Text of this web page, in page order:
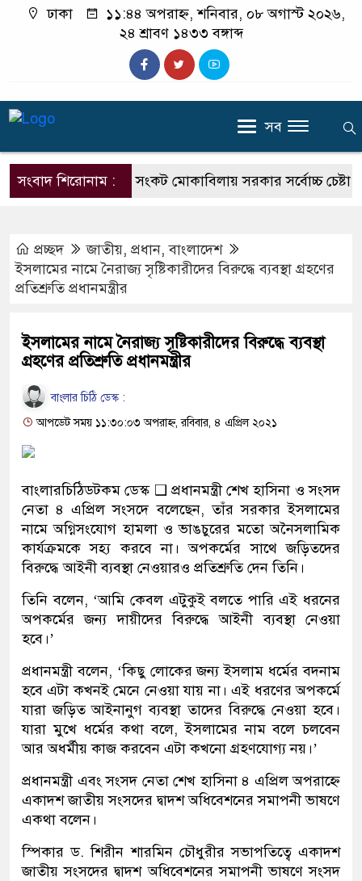
ঢাকা
১১:৪৪ অপরাহ্ন, শনিবার, ০৮ অগাস্ট ২০২৬,
২৪ শ্রাবণ ১৪৩৩ বঙ্গাব্দ
সব
সংবাদ শিরোনাম :
জ্বালানি সংকট মোকাবিলায় সরকার সর্বোচ্চ চেষ্টা চালিয়ে
প্রচ্ছদ জাতীয়, প্রধান,বাংলাদেশ
ইসলামের নামে নৈরাজ্য সৃষ্টিকারীদের বিরুদ্ধে ব্যবস্থা গ্রহণের
প্রতিশ্রুতি প্রধানমন্ত্রীর
ইসলামের নামে নৈরাজ্য সৃষ্টিকারীদের বিরুদ্ধে ব্যবস্থা
গ্রহণের প্রতিশ্রুতি প্রধানমন্ত্রীর
বাংলার চিঠি ডেস্ক :
আপডেট সময় ১১:৩০:০৩ অপরাহ্ন, রবিবার, ৪ এপ্রিল ২০২১
বাংলারচিঠিডটকম ডেস্ক ❑ প্রধানমন্ত্রী শেখ হাসিনা ও সংসদ
নেতা ৪ এপ্রিল সংসদে বলেছেন, তাঁর সরকার ইসলামের
নামে অগ্নিসংযোগ হামলা ও ভাঙচুরের মতো অনৈসলামিক
কার্যক্রমকে সহ্য করবে না। অপকর্মের সাথে জড়িতদের
বিরুদ্ধে আইনী ব্যবস্থা নেওয়ারও প্রতিশ্রুতি দেন তিনি।
তিনি বলেন, ‘আমি কেবল এটুকুই বলতে পারি এই ধরনের
অপকর্মের জন্য দায়ীদের বিরুদ্ধে আইনী ব্যবস্থা নেওয়া
হবে।’
প্রধানমন্ত্রী বলেন, ‘কিছু লোকের জন্য ইসলাম ধর্মের বদনাম
হবে এটা কখনই মেনে নেওয়া যায় না। এই ধরণের অপকর্মে
যারা জড়িত আইনানুগ ব্যবস্থা তাদের বিরুদ্ধে নেওয়া হবে।
যারা মুখে ধর্মের কথা বলে, ইসলামের নাম বলে চলবেন
আর অধর্মীয় কাজ করবেন এটা কখনো গ্রহণযোগ্য নয়।’
প্রধানমন্ত্রী এবং সংসদ নেতা শেখ হাসিনা ৪ এপ্রিল অপরাহ্নে
একাদশ জাতীয় সংসদের দ্বাদশ অধিবেশনের সমাপনী ভাষণে
একথা বলেন।
স্পিকার ড. শিরীন শারমিন চৌধুরীর সভাপতিত্বে একাদশ
জাতীয় সংসদের দ্বাদশ অধিবেশনের সমাপনী ভাষণে সংসদ